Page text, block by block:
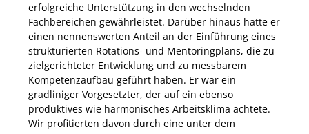
erfolgreiche Unterstützung in den wechselnden
Fachbereichen gewährleistet. Darüber hinaus hatte er
einen nennenswerten Anteil an der Einführung eines
strukturierten Rotations- und Mentoringplans, die zu
zielgerichteter Entwicklung und zu messbarem
Kompetenzaufbau geführt haben. Er war ein
gradliniger Vorgesetzter, der auf ein ebenso
produktives wie harmonisches Arbeitsklima achtete.
Wir profitierten davon durch eine unter dem